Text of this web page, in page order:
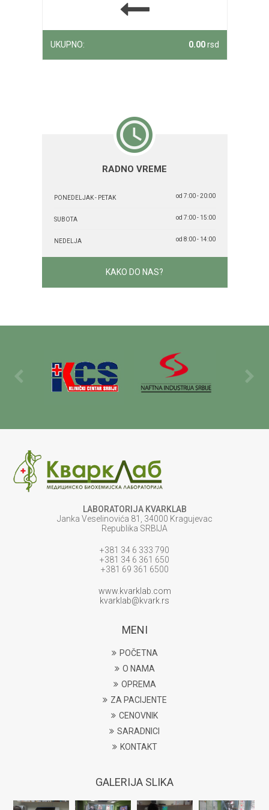
UKUPNO: 0.00rsd
RADNO VREME
PONEDELJAK - PETAK od 7:00 - 20:00
SUBOTA od 7:00 - 15:00
NEDELJA od 8:00 - 14:00
KAKO DO NAS?
LABORATORIJA KVARKLAB
Janka Veselinovića 81, 34000 Kragujevac
Republika SRBIJA
+381 34 6 333 790
+381 34 6 361 650
+381 69 361 6500
www.kvarklab.com
kvarklab@kvark.rs
MENI
POČETNA
O NAMA
OPREMA
ZA PACIJENTE
CENOVNIK
SARADNICI
KONTAKT
GALERIJA SLIKA